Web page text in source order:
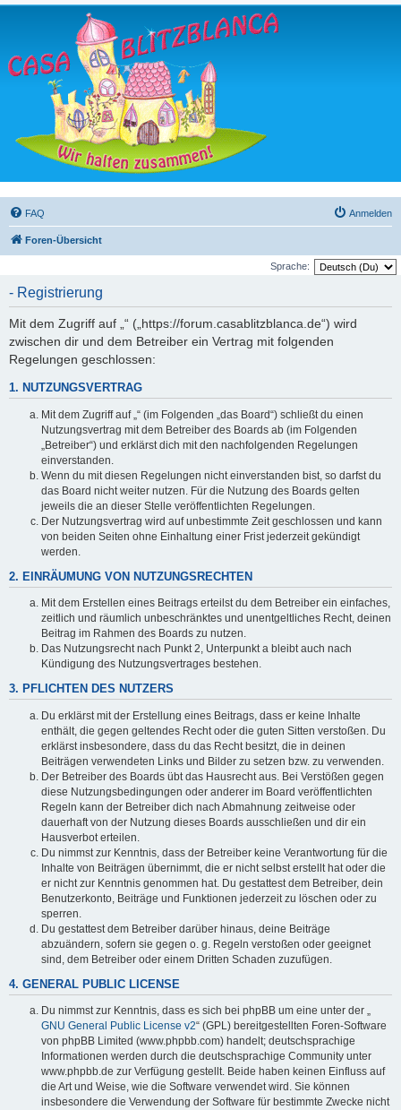
FAQ Anmelden
Foren-Übersicht
Sprache:
- Registrierung
Mit dem Zugriff auf „“ („https://forum.casablitzblanca.de“) wird
zwischen dir und dem Betreiber ein Vertrag mit folgenden
Regelungen geschlossen:
1. NUTZUNGSVERTRAG
Mit dem Zugriff auf „“ (im Folgenden „das Board“) schließt du einen
Nutzungsvertrag mit dem Betreiber des Boards ab (im Folgenden
„Betreiber“) und erklärst dich mit den nachfolgenden Regelungen
einverstanden.
Wenn du mit diesen Regelungen nicht einverstanden bist, so darfst du
das Board nicht weiter nutzen. Für die Nutzung des Boards gelten
jeweils die an dieser Stelle veröffentlichten Regelungen.
Der Nutzungsvertrag wird auf unbestimmte Zeit geschlossen und kann
von beiden Seiten ohne Einhaltung einer Frist jederzeit gekündigt
werden.
2. EINRÄUMUNG VON NUTZUNGSRECHTEN
Mit dem Erstellen eines Beitrags erteilst du dem Betreiber ein einfaches,
zeitlich und räumlich unbeschränktes und unentgeltliches Recht, deinen
Beitrag im Rahmen des Boards zu nutzen.
Das Nutzungsrecht nach Punkt 2, Unterpunkt a bleibt auch nach
Kündigung des Nutzungsvertrages bestehen.
3. PFLICHTEN DES NUTZERS
Du erklärst mit der Erstellung eines Beitrags, dass er keine Inhalte
enthält, die gegen geltendes Recht oder die guten Sitten verstoßen. Du
erklärst insbesondere, dass du das Recht besitzt, die in deinen
Beiträgen verwendeten Links und Bilder zu setzen bzw. zu verwenden.
Der Betreiber des Boards übt das Hausrecht aus. Bei Verstößen gegen
diese Nutzungsbedingungen oder anderer im Board veröffentlichten
Regeln kann der Betreiber dich nach Abmahnung zeitweise oder
dauerhaft von der Nutzung dieses Boards ausschließen und dir ein
Hausverbot erteilen.
Du nimmst zur Kenntnis, dass der Betreiber keine Verantwortung für die
Inhalte von Beiträgen übernimmt, die er nicht selbst erstellt hat oder die
er nicht zur Kenntnis genommen hat. Du gestattest dem Betreiber, dein
Benutzerkonto, Beiträge und Funktionen jederzeit zu löschen oder zu
sperren.
Du gestattest dem Betreiber darüber hinaus, deine Beiträge
abzuändern, sofern sie gegen o. g. Regeln verstoßen oder geeignet
sind, dem Betreiber oder einem Dritten Schaden zuzufügen.
4. GENERAL PUBLIC LICENSE
Du nimmst zur Kenntnis, dass es sich bei phpBB um eine unter der „
GNU General Public License v2“ (GPL) bereitgestellten Foren-Software
von phpBB Limited (www.phpbb.com) handelt; deutschsprachige
Informationen werden durch die deutschsprachige Community unter
www.phpbb.de zur Verfügung gestellt. Beide haben keinen Einfluss auf
die Art und Weise, wie die Software verwendet wird. Sie können
insbesondere die Verwendung der Software für bestimmte Zwecke nicht